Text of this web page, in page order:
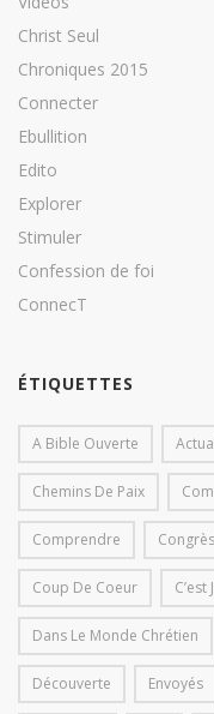
Christ Seul
Chroniques 2015
Connecter
Ebullition
Edito
Explorer
Stimuler
Confession de foi
ConnecT
ÉTIQUETTES
A Bible Ouverte
Chemins De Paix
Comprendre
Coup De Coeur
Dans Le Monde Chrétien
Découverte Envoyés